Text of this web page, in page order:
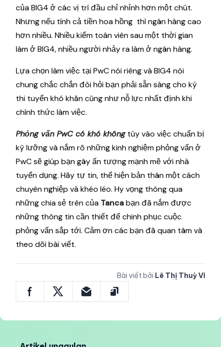
của BIG4 ở các vị trí đầu chỉ nhỉnh hơn một chút.
Nhưng nếu tính cả tiền hoa hồng thì ngân hàng cao
hơn nhiều. Nhiều kiểm toán viên sau một thời gian
làm ở BIG4, nhiều người nhảy ra làm ở ngân hàng.
Lựa chọn làm việc tại PwC nói riêng và BIG4 nói
chung chắc chắn đòi hỏi bạn phải sẵn sàng cho kỳ
thi tuyển khó khăn cũng như nỗ lực nhất định khi
chính thức làm việc.
Phỏng vấn PwC có khó khôngtùy vào việc chuẩn bị
kỹ lưỡng và nắm rõ những kinh nghiệm phỏng vấn ở
PwC sẽ giúp bạn gây ấn tượng mạnh mẽ với nhà
tuyển dụng. Hãy tự tin, thể hiện bản thân một cách
chuyên nghiệp và khéo léo. Hy vọng thông qua
những chia sẻ trên của Tancabạn đã nắm được
những thông tin cần thiết để chinh phục cuộc
phỏng vấn sắp tới. Cảm ơn các bạn đã quan tâm và
theo dõi bài viết.
Bài viết bởi Lê Thị Thuỳ Vi